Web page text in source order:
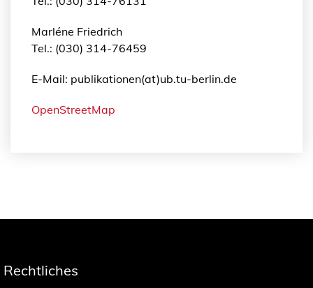
Marléne Friedrich
Tel.: (030) 314-76459
E-Mail: publikationen(at)ub.tu-berlin.de
OpenStreetMap
Rechtliches